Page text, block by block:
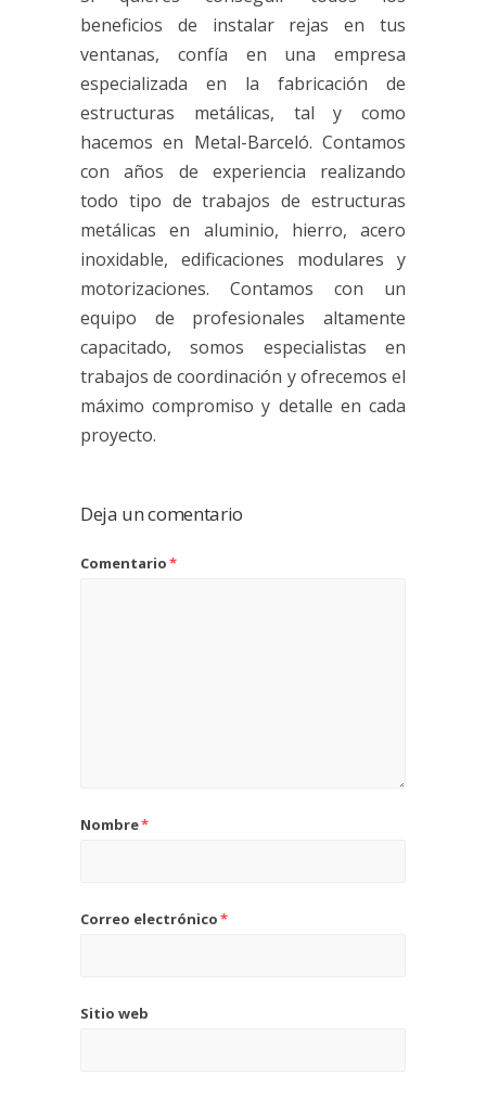
beneficios de instalar rejas en tus
ventanas, confía en una empresa
especializada en la fabricación de
estructuras metálicas, tal y como
hacemos en Metal-Barceló. Contamos
con años de experiencia realizando
todo tipo de trabajos de estructuras
metálicas en aluminio, hierro, acero
inoxidable, edificaciones modulares y
motorizaciones. Contamos con un
equipo de profesionales altamente
capacitado, somos especialistas en
trabajos de coordinación y ofrecemos el
máximo compromiso y detalle en cada
proyecto.
Deja un comentario
Comentario*
Nombre*
Correo electrónico*
Sitio web